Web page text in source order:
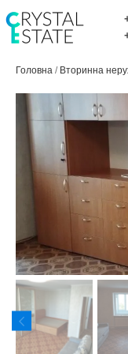
до
контенту
Головна / Вторинна